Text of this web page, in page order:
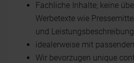
Fachliche Inhalte; keine
Werbetexte wie
und
idealerweise mit
Wir bevorzugen unique